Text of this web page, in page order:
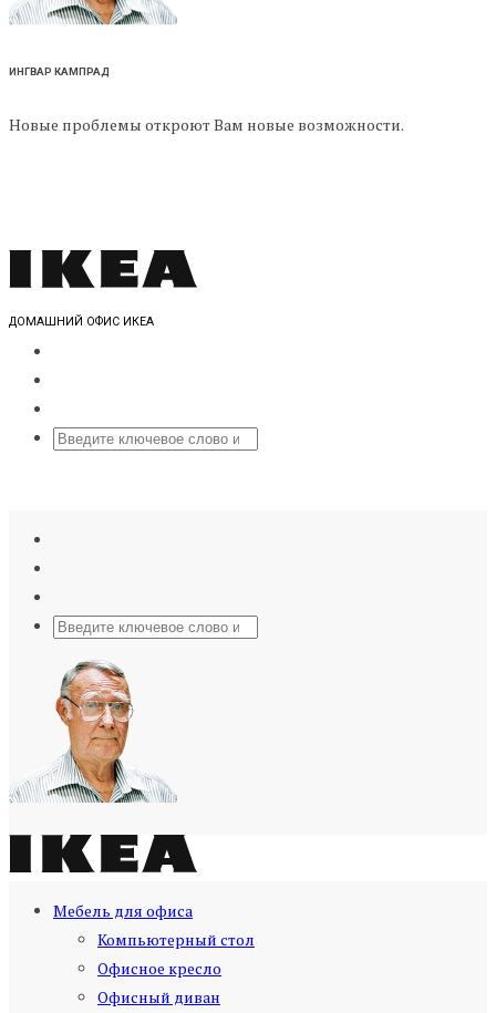
ИНГВАР КАМПРАД
Новые проблемы откроют Вам новые возможности.
ДОМАШНИЙ ОФИС ИКЕА
Мебель для офиса
Компьютерный стол
Офисное кресло
Офисный диван